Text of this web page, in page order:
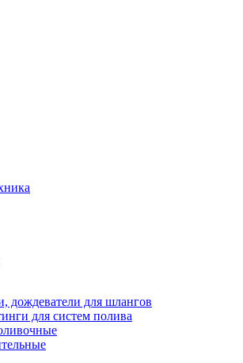
дождеватели для шлангов
для систем полива